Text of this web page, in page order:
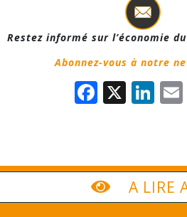
Restez informé sur l’économie
Abonnez-vous à notre
X
A LIRE